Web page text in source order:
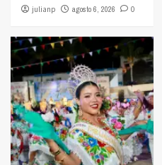
julianp agosto 6, 2026 0